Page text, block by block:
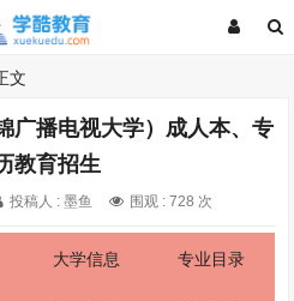
文
广播电视大学）成人本、专
教育招生
投稿人 : 墨鱼 围观 : 728 次
大学信息 专业目录